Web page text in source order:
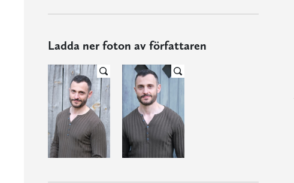
Ladda ner foton av författaren